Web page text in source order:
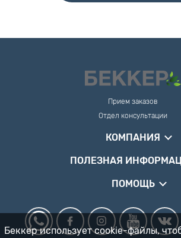
Прием заказов
Отдел консультации
КОМПАНИЯ
ПОЛЕЗНАЯ
ПОМОЩЬ
Беккер использует cookie-файлы,